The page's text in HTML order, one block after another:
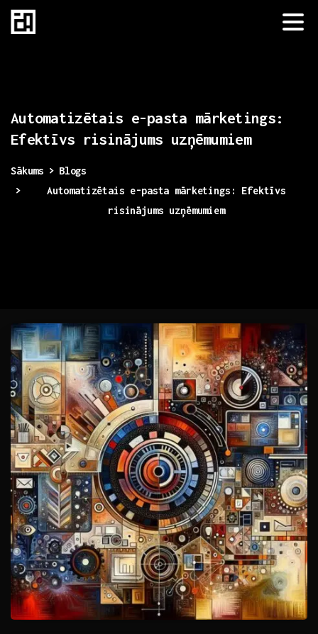
Automatizētais e-pasta mārketings:
Efektīvs risinājums uzņēmumiem
Sākums
Blogs
Automatizētais e-pasta mārketings: Efektīvs
risinājums uzņēmumiem